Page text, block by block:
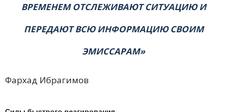
ВРЕМЕНЕМ ОТСЛЕЖИВАЮТ СИТУАЦИЮ И
ПЕРЕДАЮТ ВСЮ ИНФОРМАЦИЮ СВОИМ
ЭМИССАРАМ»
Фархад Ибрагимов